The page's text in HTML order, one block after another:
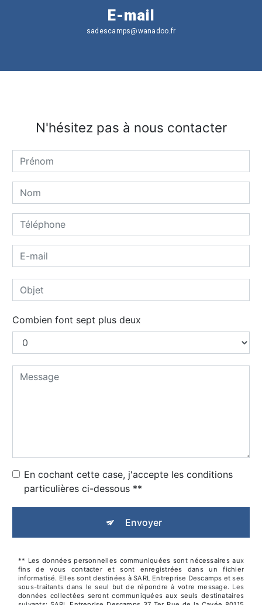
E-mail
sadescamps@wanadoo.fr
N'hésitez pas à nous contacter
Combien font sept plus deux
En cochant cette case, j'accepte les conditions
particulières ci-dessous **
Envoyer
** Les données personnelles communiquées sont nécessaires aux
fins de vous contacter et sont enregistrées dans un fichier
informatisé. Elles sont destinées à SARL Entreprise Descamps et ses
sous-traitants dans le seul but de répondre à votre message. Les
données collectées seront communiquées aux seuls destinataires